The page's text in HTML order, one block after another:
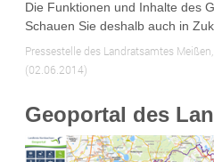
Die Funktionen und Inhalte des
Schauen Sie deshalb auch in
Pressestelle des Landratsamtes
(02.06.2014)
Geoportal des